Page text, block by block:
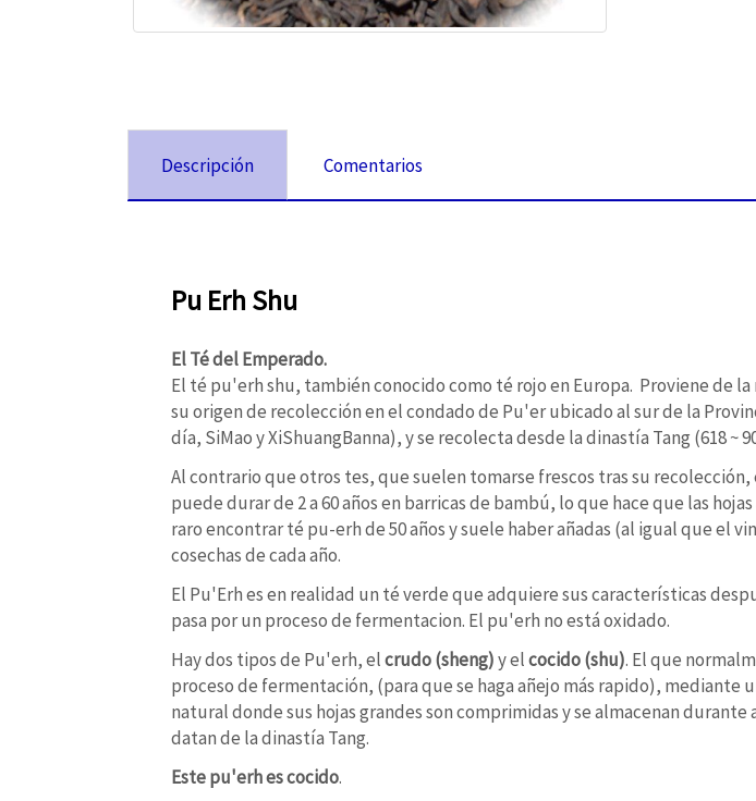
Descripción Comentarios
Pu Erh Shu
El Té del Emperado.
El té pu'erh shu, también conocido como té rojo en Europa. Proviene de
su origen de recolección en el condado de Pu'er ubicado al sur de la
día, SiMao y XiShuangBanna), y se recolecta desde la dinastía Tang (618 ~
Al contrario que otros tes, que suelen tomarse frescos tras su
puede durar de 2 a 60 años en barricas de bambú, lo que hace que las
raro encontrar té pu-erh de 50 años y suele haber añadas (al igual que el
cosechas de cada año.
El Pu'Erh es en realidad un té verde que adquiere sus características
pasa por un proceso de fermentacion. El pu'erh no está oxidado.
Hay dos tipos de Pu'erh, elcrudo (sheng)y elcocido (shu). El que
proceso de fermentación, (para que se haga añejo más rapido),
natural donde sus hojas grandes son comprimidas y se almacenan
datan de la dinastía Tang.
Este pu'erh es cocido.